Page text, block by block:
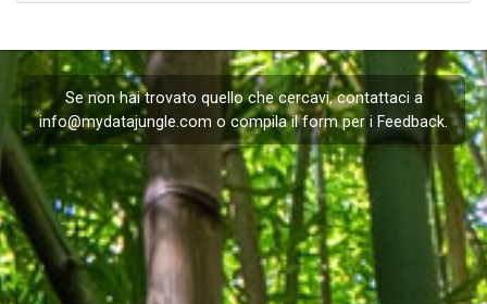
Se non hai trovato quello che cercavi, contattaci a
info@mydatajungle.com o compila il form per i Feedback